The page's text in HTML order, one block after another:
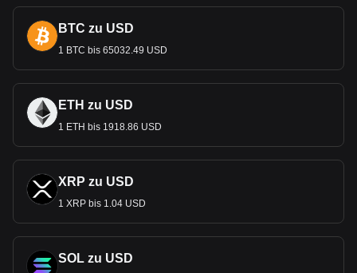
BTC zu USD
1 BTC bis 65032.49 USD
ETH zu USD
1 ETH bis 1918.86 USD
XRP zu USD
1 XRP bis 1.04 USD
SOL zu USD